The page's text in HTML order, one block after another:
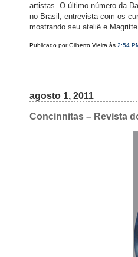
artistas. O último número da
no Brasil, entrevista com os
mostrando seu ateliê e
Publicado por Gilberto Vieira às 2:54
agosto 1, 2011
Concinnitas – Revista